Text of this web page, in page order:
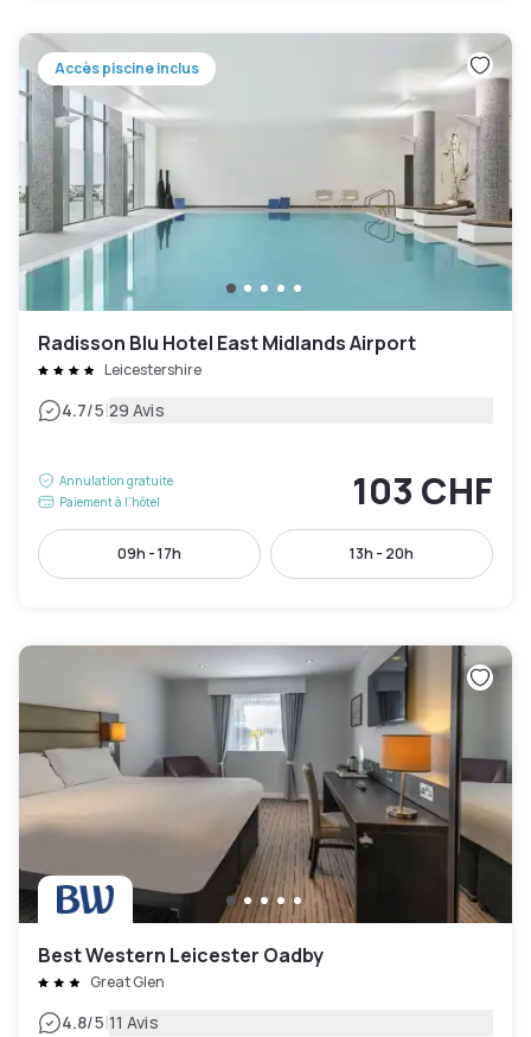
Accès piscine inclus
Radisson Blu Hotel East Midlands Airport
Leicestershire
4.7/5|29 Avis
Annulation gratuite
Paiement à l'hôtel
103 CHF
09h - 17h 13h - 20h
Best Western Leicester Oadby
Great Glen
4.8/5|11 Avis